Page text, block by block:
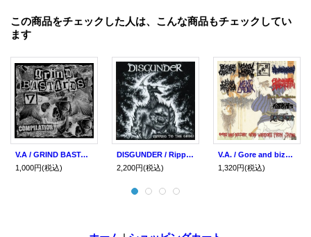
この商品をチェックした人は、こんな商品もチェックしてい
ます
V.A / GRIND BASTARDS #7 (cd) Grind freaks
1,000円(税込)
DISGUNDER / Ripping to the grind (cd) Hardcore kitchen
2,200円(税込)
V.A. / Gore and bizarre grind warriors from japan (cd) Happy despatch productions
1,320円(税込)